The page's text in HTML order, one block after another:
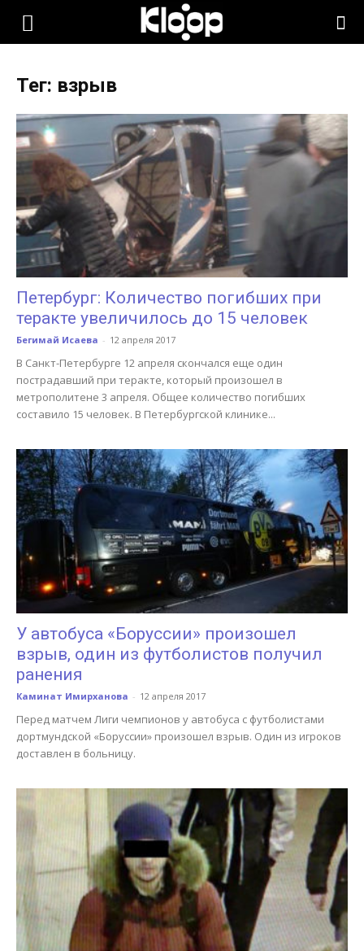
KLOOP.KG
Новости
Кыргызстана
Тег: взрыв
Петербург: Количество погибших при
теракте увеличилось до 15 человек
Бегимай Исаева - 12 апреля 2017
В Санкт-Петербурге 12 апреля скончался еще один
пострадавший при теракте, который произошел в
метрополитене 3 апреля. Общее количество погибших
составило 15 человек. В Петербургской клинике...
У автобуса «Боруссии» произошел
взрыв, один из футболистов получил
ранения
Каминат Имирханова - 12 апреля 2017
Перед матчем Лиги чемпионов у автобуса с футболистами
дортмундской «Боруссии» произошел взрыв. Один из игроков
доставлен в больницу.